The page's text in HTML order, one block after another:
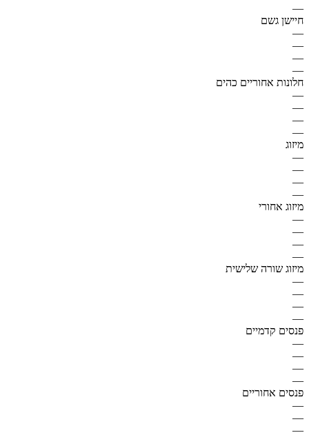
—
חיישן גשם
—
—
—
—
חלונות אחוריים כהים
—
—
—
—
מיזוג
—
—
—
—
מיזוג אחורי
—
—
—
—
מיזוג שורה שלישית
—
—
—
—
פנסים קדמיים
—
—
—
—
פנסים אחוריים
—
—
—